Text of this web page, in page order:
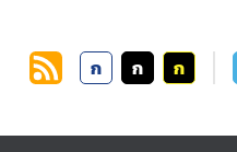
ก ก ก